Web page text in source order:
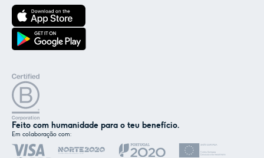
Feito com humanidade para o teu benefício.
Em colaboração com: